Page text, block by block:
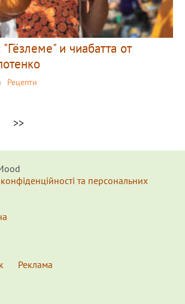
и чиабатта от
Рецепти
>>
та персональних
Реклама